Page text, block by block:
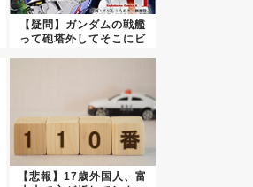
【疑問】ガンダムの戦艦
って砲塔外してそこにビ
【悲報】17歳外国人、富